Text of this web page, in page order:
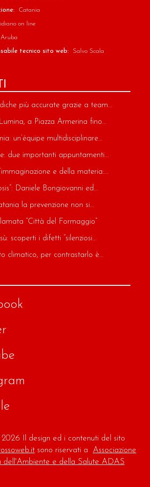
Catania
on line
Aruba
tecnico sito web: Salvo Scala
più accurate grazie a team...
a Piazza Armerina fino...
un’équipe multidisciplinare...
due importanti appuntamenti...
e della materia:...
Daniele Bongiovanni ed...
la prevenzione non si...
“Città del Formaggio”
scoperti i difetti “silenziosi...
climatico, per contrastarlo è...
Il design ed i contenuti del sito
sono riservati a Associazione
dell'Ambiente e della Salute ADAS